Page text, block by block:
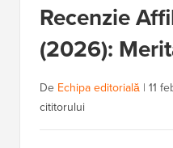
Recenzie
(2026):
De Echipa editorială | 11
cititorului